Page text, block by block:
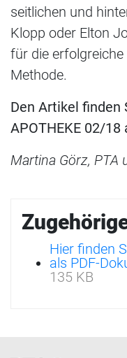
seitlichen und
Klopp oder Elton
für die
Methode.
Den Artikel finden
APOTHEKE 02/18
Martina Görz, PTA
Hier finden
als PDF-
135 KB